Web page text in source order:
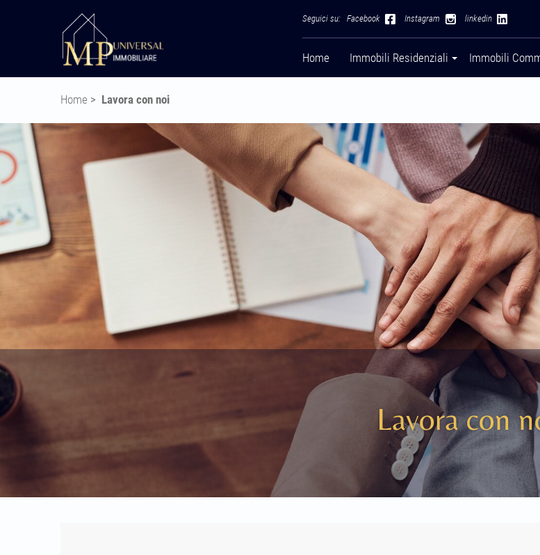
Seguici su: Facebook Instagram linkedin
Home Immobili Residenziali Immobili
Home > Lavora con noi
Lavora con